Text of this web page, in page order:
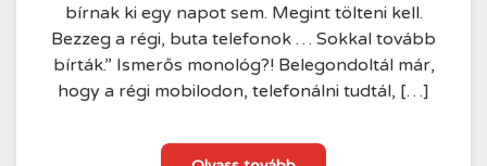
bírnak ki egy napot sem. Megint tölteni kell.
Bezzeg a régi, buta telefonok … Sokkal tovább
bírták.” Ismerős monológ?! Belegondoltál már,
hogy a régi mobilodon, telefonálni tudtál, […]